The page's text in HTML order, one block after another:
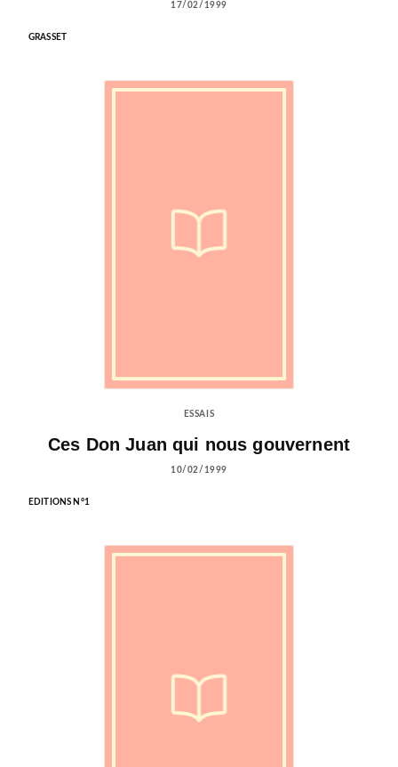
17/02/1999
GRASSET
ESSAIS
Ces Don Juan qui nous gouvernent
10/02/1999
EDITIONS N°1